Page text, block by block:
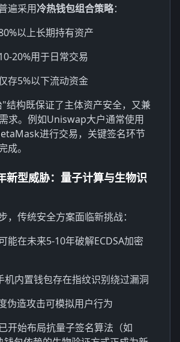
遍采用冷热钱包组合策略：
以上长期持有资产
20%用于日常交易
存5%以下流动资金
结构既保证了主体资产安全，又兼
求。例如Uniswap大户通常使用
进行交易，关键签名环节
成。
新型威胁：量子计算与生物识
，传统安全方案面临新挑战：
能在未来5-10年破解ECDSA加密
机内置钱包存在指纹识别绕过漏洞
伪造攻击可模拟用户行为
开始布局抗量子签名算法（如